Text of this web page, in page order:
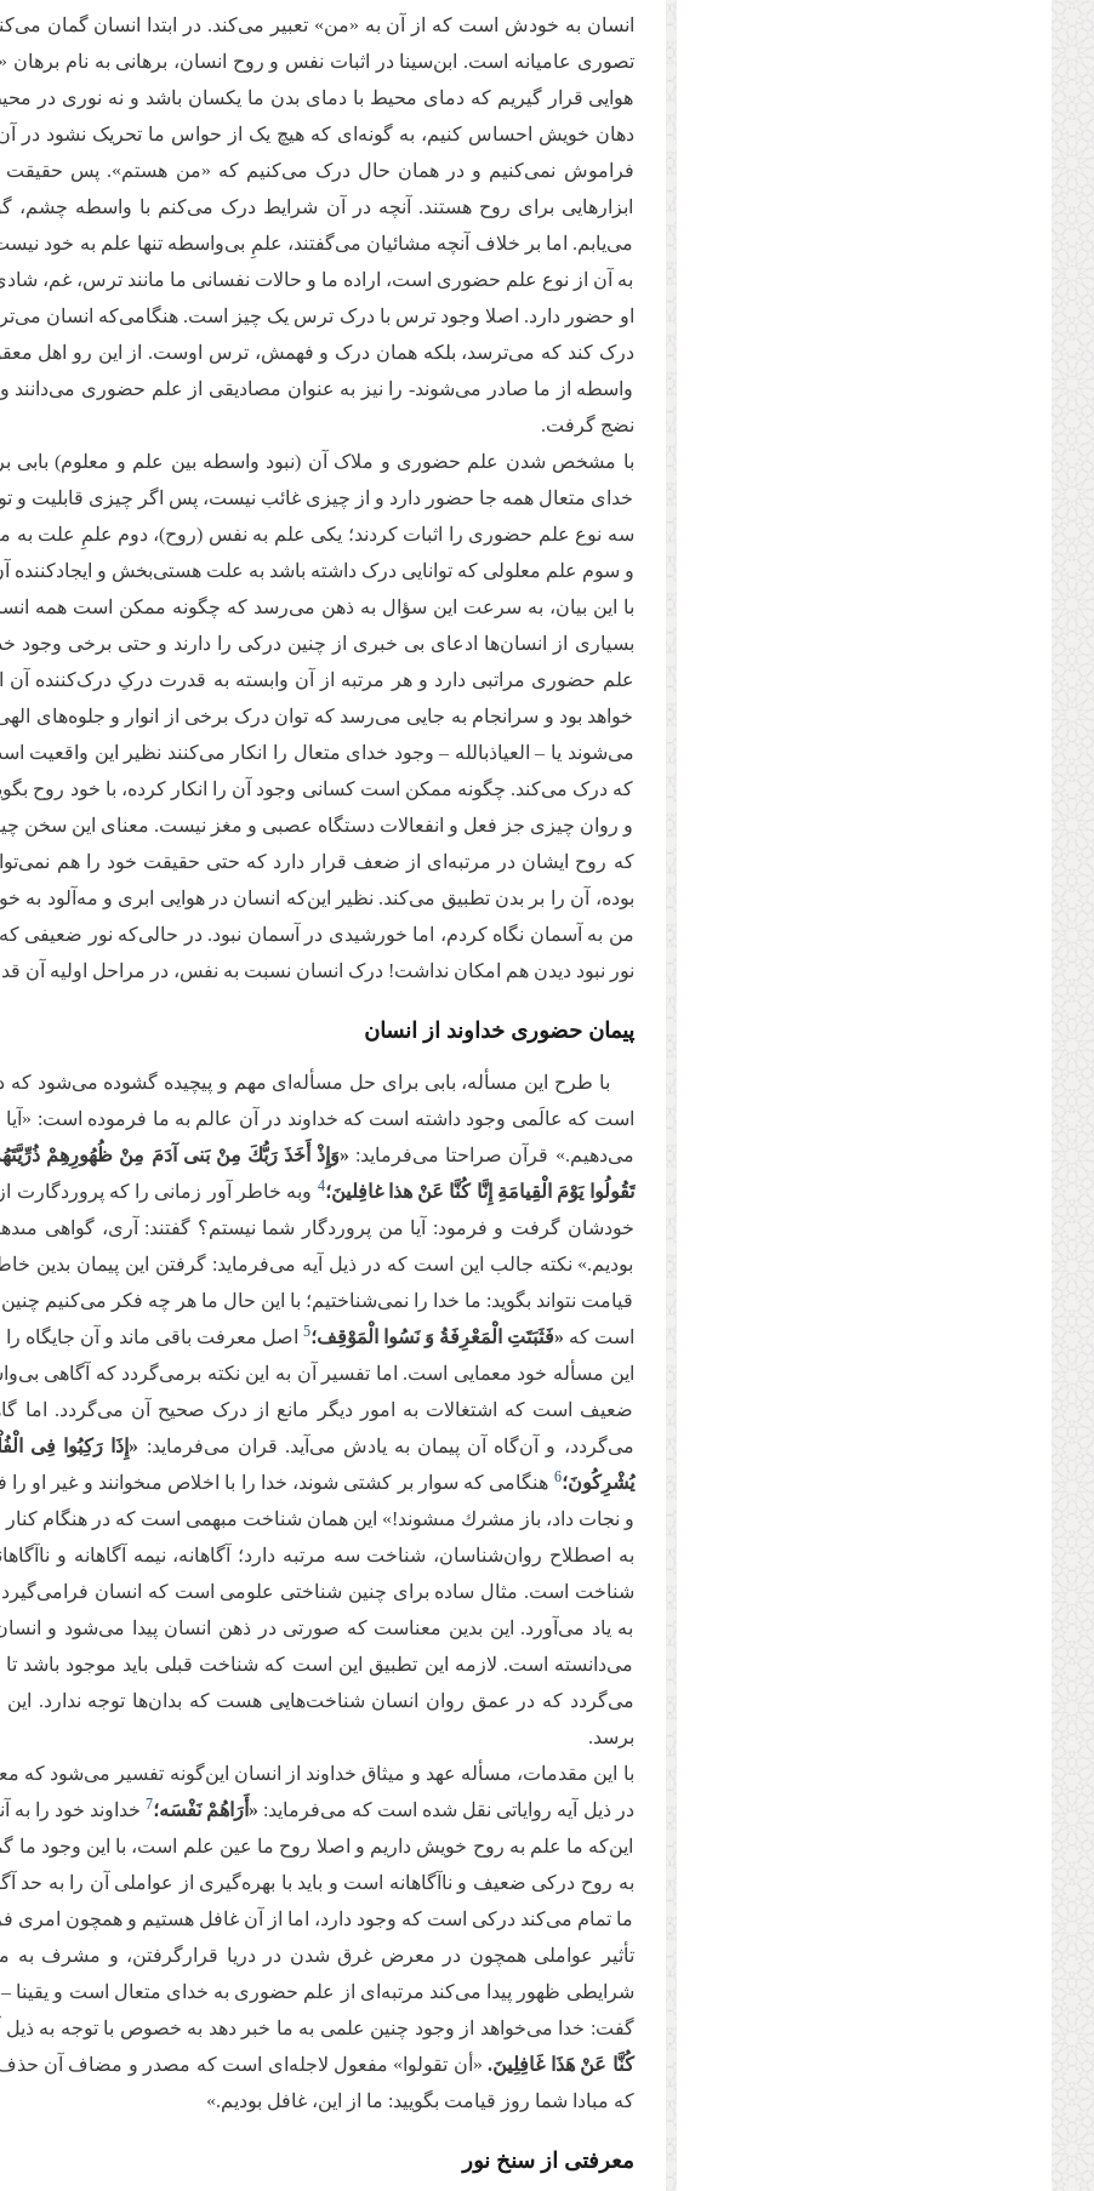
انسان به خودش است که از آن به «من» تعبیر می‌کند. در ابتدا انسان گمان
تصوری عامیانه است. ابن‌سینا در اثبات نفس و روح انسان، برهانی به نام
هوایی قرار گیریم که دمای محیط با دمای بدن ما یکسان باشد و نه نوری در
دهان خویش احساس کنیم، به گونه‌ای که هیچ یک از حواس ما تحریک نشود در آن
فراموش نمی‌کنیم و در همان حال درک می‌کنیم که «من هستم». پس حقیقت
ابزارهایی برای روح هستند. آنچه در آن شرایط درک می‌کنم با واسطه
می‌یابم. اما بر خلاف آنچه مشائیان می‌گفتند، علمِ بی‌واسطه تنها علم به خود
به آن از نوع علم حضوری است، اراده ما و حالات نفسانی ما مانند ترس، غم،
او حضور دارد. اصلا وجود ترس با درک ترس یک چیز است. هنگامی‌که انسان
درک کند که می‌ترسد، بلکه همان درک و فهمش، ترس اوست. از این رو اهل
واسطه از ما صادر می‌شوند- را نیز به عنوان مصادیقی از علم حضوری می‌دانند و
نضج گرفت.
با مشخص شدن علم حضوری و ملاک آن (نبود واسطه بین علم و معلوم) بابی
خدای متعال همه جا حضور دارد و از چیزی غائب نیست، پس اگر چیزی قابلیت و
سه نوع علم حضوری را اثبات کردند؛ یکی علم به نفس (روح)، دوم علمِ علت به
و سوم علم معلولی که توانایی درک داشته باشد به علت هستی‌بخش و ایجادکننده
با این بیان، به سرعت این سؤال به ذهن می‌رسد که چگونه ممکن است همه
بسیاری از انسان‌ها ادعای بی خبری از چنین درکی را دارند و حتی برخی وجود خدا
علم حضوری مراتبی دارد و هر مرتبه از آن وابسته به قدرت درکِ درک‌کننده
خواهد بود و سرانجام به جایی می‌رسد که توان درک برخی از انوار و جلوه‌های
می‌شوند یا – العیاذبالله – وجود خدای متعال را انکار می‌کنند نظیر این
که درک می‌کند. چگونه ممکن است کسانی وجود آن را انکار کرده، با خود روح
و روان چیزی جز فعل و انفعالات دستگاه عصبی و مغز نیست. معنای این سخن
که روح ایشان در مرتبه‌ای از ضعف قرار دارد که حتی حقیقت خود را هم
بوده، آن را بر بدن تطبیق می‌کند. نظیر این‌که انسان در هوایی ابری و مه‌آلود
من به آسمان نگاه کردم، اما خورشیدی در آسمان نبود. در حالی‌که نور ضعیفی
نور نبود دیدن هم امکان نداشت! درک انسان نسبت به نفس، در مراحل اولیه آن
پیمان حضوری خداوند از انسان
با طرح این مسأله، بابی برای حل مسأله‌ای مهم و پیچیده گشوده می‌شود
است که عالَمی وجود داشته است که خداوند در آن عالم به ما فرموده است:
می‌دهیم.» قرآن صراحتا می‌فرماید: «وَإِذْ أَخَذَ رَبُّكَ مِنْ بَنی‏ آدَمَ مِنْ ظُهُورِهِمْ
تَقُولُوا یَوْمَ الْقِیامَةِ إِنَّا كُنَّا عَنْ هذا غافِلینَ؛4 وبه خاطر آور زمانى را كه پروردگارت
خودشان گرفت و فرمود: آیا من پروردگار شما نیستم؟ گفتند: آرى، گواهى
بودیم.» نکته جالب این است که در ذیل آیه می‌فرماید: گرفتن این پیمان
قیامت نتواند بگوید: ما خدا را نمی‌شناختیم؛ با این حال ما هر چه فکر می‌کنیم چنین
است که «فَثَبَتَتِ الْمَعْرِفَةُ وَ نَسُوا الْمَوْقِف؛5
اصل معرفت باقی ماند و آن جایگاه
این مسأله خود معمایی است. اما تفسیر آن به این نکته برمی‌گردد که آگاهی
ضعیف است که اشتغالات به امور دیگر مانع از درک صحیح آن می‌گردد. اما
می‌گردد، و آن‌گاه آن پیمان به یادش می‌آید. قران می‌فرماید: «إِذَا رَكِبُوا فِی
یُشْرِكُونَ؛6 هنگامى كه سوار بر كشتى شوند، خدا را با اخلاص مى‏خوانند و غیر او
و نجات داد، باز مشرك مى‏شوند!» این همان شناخت مبهمی است که در هنگام کنار
به اصطلاح روان‌شناسان، شناخت‌ سه مرتبه دارد؛ آگاهانه، نیمه آگاهانه و
شناخت است. مثال ساده برای چنین شناختی علومی است که انسان فرامی‌گیرد،
به یاد می‌آورد. این بدین معناست که صورتی در ذهن انسان پیدا می‌شود و
می‌دانسته است. لازمه این تطبیق این است که شناخت قبلی باید موجود باشد
می‌گردد که در عمق روان انسان شناخت‌هایی هست که بدان‌ها توجه ندارد. این
برسد.
با این مقدمات، مسأله عهد و میثاق خداوند از انسان این‌گونه تفسیر می‌شود
در ذیل آیه روایاتی نقل شده است که می‌فرماید:‌ «أَرَاهُمْ نَفْسَه؛7 خداوند خود را به
این‌که ما علم به روح خویش داریم و اصلا روح ما عین علم است، با این وجود
به روح درکی ضعیف و ناآگاهانه است و باید با بهره‌گیری از عواملی آن را به
ما تمام می‌کند درکی است که وجود دارد، اما از آن غافل هستیم و همچون
تأثیر عواملی همچون در معرض غرق شدن در دریا قرارگرفتن، و مشرف به
شرایطی ظهور پیدا می‌کند مرتبه‌ای از علم حضوری به خدای متعال است و یقینا
گفت: خدا می‌خواهد از وجود چنین علمی به ما خبر دهد به خصوص با توجه به ذیل آیه 172سوره اعراف که
كُنَّا عَنْ هَذَا غَافِلِینَ.«أن تقولوا» مفعول لاجله‌ای است که مصدر و مضاف آن حذف
که مبادا شما روز قیامت بگویید: ما از این، غافل بودیم.»
معرفتی از سنخ نور